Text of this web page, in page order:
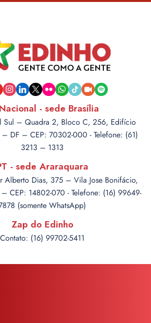
instagram
linkedin
x flickrwhatsapp
tiktokvideo-spotify
- sede Brasília
Sul – Quadra 2, Bloco C, 256, Edifício
DF – CEP: 70302-000 - Telefone: (61)
3213 – 1313
- sede Araraquara
Alberto Dias, 375 – Vila Jose Bonifácio,
CEP: 14802-070 - Telefone: (16) 99649-
(somente WhatsApp)
Zap do Edinho
Contato: (16) 99702-5411